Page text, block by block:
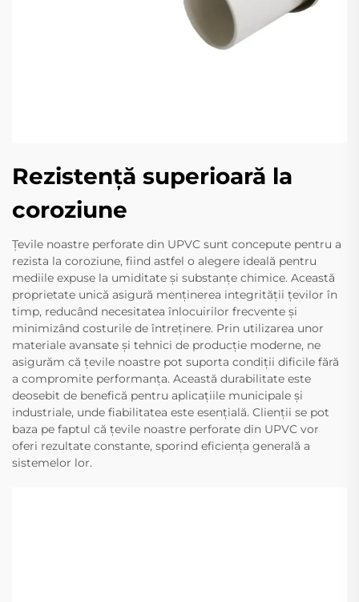
Rezistență superioară la
coroziune
Țevile noastre perforate din UPVC sunt concepute pentru a
rezista la coroziune, fiind astfel o alegere ideală pentru
mediile expuse la umiditate și substanțe chimice. Această
proprietate unică asigură menținerea integrității țevilor în
timp, reducând necesitatea înlocuirilor frecvente și
minimizând costurile de întreținere. Prin utilizarea unor
materiale avansate și tehnici de producție moderne, ne
asigurăm că țevile noastre pot suporta condiții dificile fără
a compromite performanța. Această durabilitate este
deosebit de benefică pentru aplicațiile municipale și
industriale, unde fiabilitatea este esențială. Clienții se pot
baza pe faptul că țevile noastre perforate din UPVC vor
oferi rezultate constante, sporind eficiența generală a
sistemelor lor.